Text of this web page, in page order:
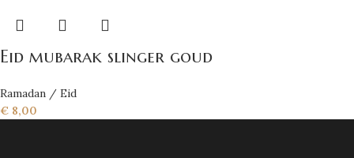
Eid mubarak slinger goud
Ramadan / Eid
€ 8,00